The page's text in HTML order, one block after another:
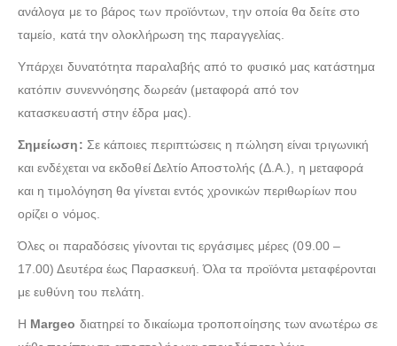
ανάλογα με το βάρος των προϊόντων, την οποία θα δείτε στο
ταμείο, κατά την ολοκλήρωση της παραγγελίας.
Υπάρχει δυνατότητα παραλαβής από το φυσικό μας κατάστημα
κατόπιν συνεννόησης δωρεάν (μεταφορά από τον
κατασκευαστή στην έδρα μας).
Σημείωση: Σε κάποιες περιπτώσεις η πώληση είναι τριγωνική
και ενδέχεται να εκδοθεί Δελτίο Αποστολής (Δ.Α.), η μεταφορά
και η τιμολόγηση θα γίνεται εντός χρονικών περιθωρίων που
ορίζει ο νόμος.
Όλες οι παραδόσεις γίνονται τις εργάσιμες μέρες (09.00 –
17.00) Δευτέρα έως Παρασκευή. Όλα τα προϊόντα μεταφέρονται
με ευθύνη του πελάτη.
Η Margeo διατηρεί το δικαίωμα τροποποίησης των ανωτέρω σε